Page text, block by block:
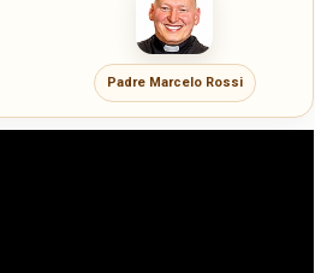
Padre Marcelo Rossi